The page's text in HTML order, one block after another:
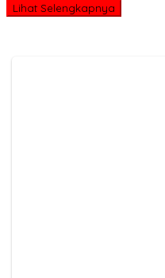
Lihat Selengkapnya